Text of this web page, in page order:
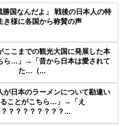
勝国なんだよ」 戦後の日本人の特
き様に各国から称賛の声
ここまでの観光大国に発展した本
ら…」→「昔から日本は愛されて
た…（...
が日本のラーメンについて勘違い
ることがこちら…」→「え
？？？？？？？？？...